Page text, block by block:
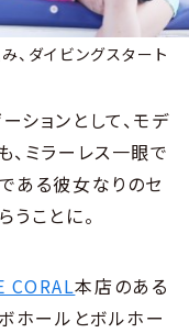
、ダイビングスタート
ションとして、モデ
、ミラーレス一眼で
ある彼女なりのセ
ことに。
CORAL本店のある
ホールとボルホー